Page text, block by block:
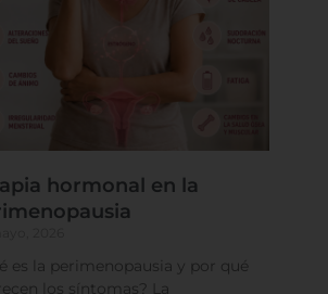
hormonal en la
es la perimenopausia y por qué
los síntomas? La